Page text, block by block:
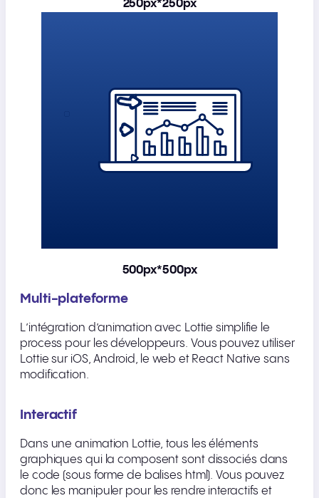
250px*250px
500px*500px
Multi-plateforme
L’intégration d’animation avec Lottie simplifie le
process pour les développeurs. Vous pouvez utiliser
Lottie sur iOS, Android, le web et React Native sans
modification.
Interactif
Dans une animation Lottie, tous les éléments
graphiques qui la composent sont dissociés dans
le code (sous forme de balises html). Vous pouvez
donc les manipuler pour les rendre interactifs et